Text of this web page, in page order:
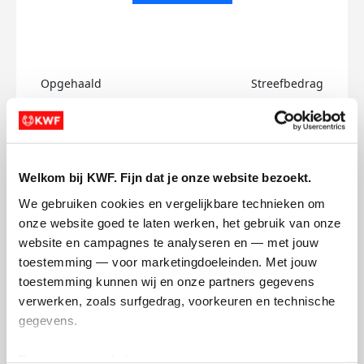
Welkom bij KWF. Fijn dat je onze website bezoekt.
We gebruiken cookies en vergelijkbare technieken om
onze website goed te laten werken, het gebruik van onze
website en campagnes te analyseren en — met jouw
toestemming — voor marketingdoeleinden. Met jouw
toestemming kunnen wij en onze partners gegevens
verwerken, zoals surfgedrag, voorkeuren en technische
gegevens.
Opgehaald Streefbedrag
Lucienne's badges